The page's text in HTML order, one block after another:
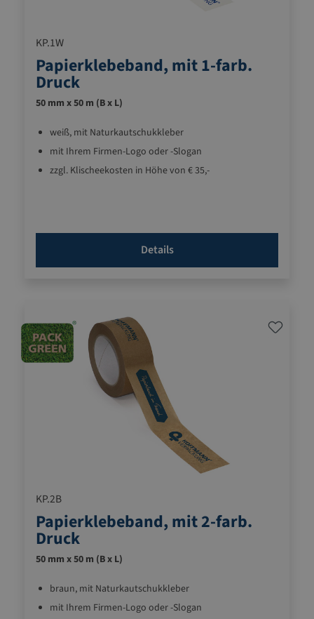
KP.1W
Papierklebeband, mit 1-farb.
Druck
50 mm x 50 m (B x L)
weiß, mit Naturkautschukkleber
mit Ihrem Firmen-Logo oder -Slogan
zzgl. Klischeekosten in Höhe von € 35,-
Details
KP.2B
Papierklebeband, mit 2-farb.
Druck
50 mm x 50 m (B x L)
braun, mit Naturkautschukkleber
mit Ihrem Firmen-Logo oder -Slogan